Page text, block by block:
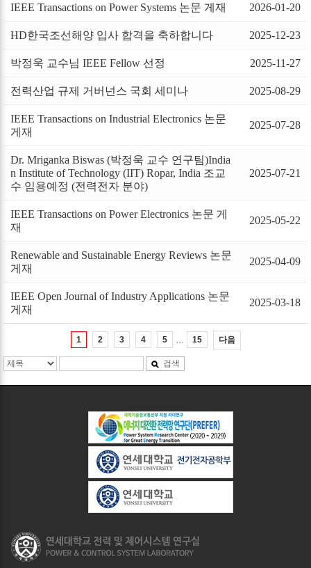
IEEE Transactions on Power Systems 논문 게재 2026-01-20
HD한국조선해양 입사 합격을 축하합니다 2025-12-23
박정욱 교수님 IEEE Fellow 선정 2025-11-27
전력산업 규제 거버넌스 국회 세미나 2025-08-29
IEEE Transactions on Industrial Electronics 논문
게재
2025-07-28
Dr. Mriganka Biswas (박정욱 교수 연구팀)India
n Institute of Technology (IIT) Ropar, India 조교
수 임용예정 (전력전자 분야)
2025-07-21
IEEE Transactions on Power Electronics 논문 게
재
2025-05-22
Renewable and Sustainable Energy Reviews 논문
게재
2025-04-09
IEEE Open Journal of Industry Applications 논문
게재
2025-03-18
1 2 3 4 5 15 다음
검색